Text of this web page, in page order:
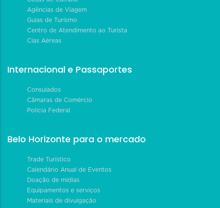
Agências de Viagem
Guias de Turismo
Centro de Atendimento ao Turista
Cias Aéreas
Internacional e Passaportes
Consulados
Câmaras de Comércio
Polícia Federal
Belo Horizonte para o mercado
Trade Turístico
Calendário Anual de Eventos
Doação de mídias
Equipamentos e serviços
Materiais de divulgação